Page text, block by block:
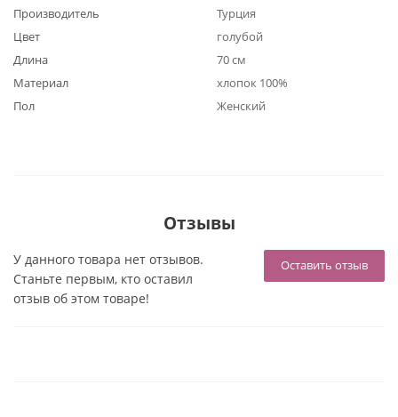
Производитель
Турция
Цвет
голубой
Длина
70 см
Материал
хлопок 100%
Пол
Женский
Отзывы
Оставить отзыв
У данного товара нет отзывов.
Станьте первым, кто оставил
отзыв об этом товаре!